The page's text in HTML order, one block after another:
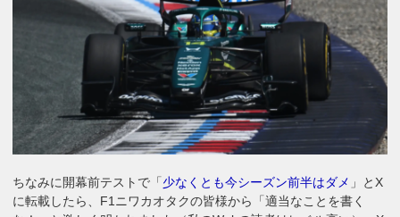
ちなみに開幕前テストで「少なくとも今シーズン前半はダメ 」とX
に転載したら、F1ニワカオタクの皆様から「適当なことを書く